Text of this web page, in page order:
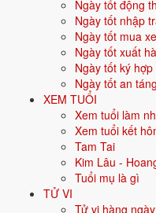
Ngày tốt động
Ngày tốt nhập
Ngày tốt mua xe
Ngày tốt xuất
Ngày tốt ký hợp
Ngày tốt an táng
XEM TUỔI
Xem tuổi làm
Xem tuổi kết
Tam Tai
Kim Lâu -
Tuổi mụ là gì
TỬ VI
Tử vi hàng ngày
2026: -1 tuổi mụ, năm
Sinh năm 2028 là tuổi gì,
Người sinh năm2028là tuổi
, mệnhThổ. Màu hợp
Trung tâm, Tây Nam, Đông
Năm sinh dương